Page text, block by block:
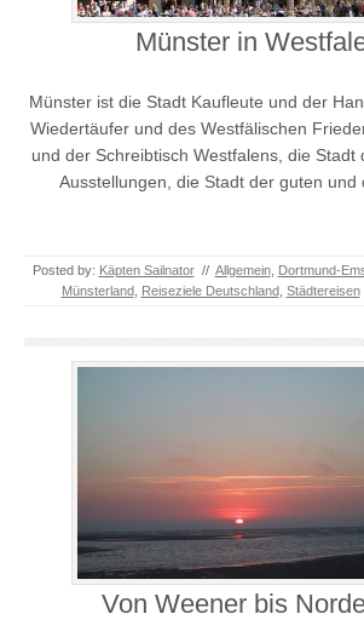
Münster in
Münster ist die Stadt Kaufleute und der
Wiedertäufer und des Westfälischen
und der Schreibtisch Westfalens, die Stadt
Ausstellungen, die Stadt der guten und
Posted by: Käpten Sailnator // Allgemein, Dortmund-
Münsterland, Reiseziele Deutschland, Städtereisen
Von Weener bis